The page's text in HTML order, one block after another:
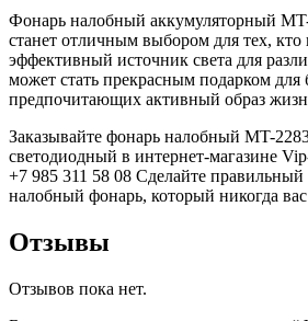
Фонарь налобный аккумуляторный
станет отличным выбором для тех,
эффективный источник света для
может стать прекрасным подарком для
предпочитающих активный образ
Заказывайте фонарь налобный MT-
светодиодный в интернет-магазине
+7 985 311 58 08 Сделайте
налобный фонарь, который никогда
Отзывы
Отзывов пока нет.